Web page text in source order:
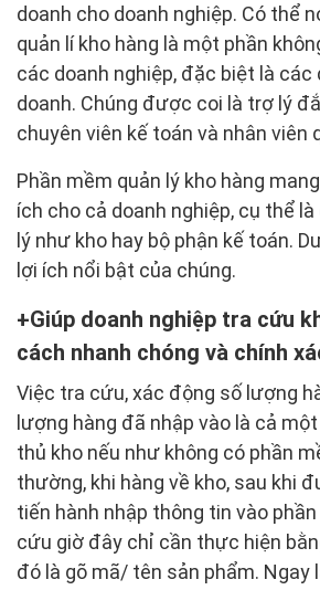
doanh cho doanh nghiệp. Có thể
quản lí kho hàng là một phần
các doanh nghiệp, đặc biệt là các
doanh. Chúng được coi là trợ lý
chuyên viên kế toán và nhân viên
Phần mềm quản lý kho hàng
ích cho cả doanh nghiệp, cụ thể
lý như kho hay bộ phận kế toán.
lợi ích nổi bật của chúng.
Giúp doanh nghiệp tra cứu
cách nhanh chóng và chính
Việc tra cứu, xác động số lượng
lượng hàng đã nhập vào là cả
thủ kho nếu như không có phần
thường, khi hàng về kho, sau khi
tiến hành nhập thông tin vào
cứu giờ đây chỉ cần thực hiện
đó là gõ mã/ tên sản phẩm. Ngay